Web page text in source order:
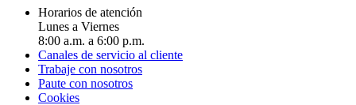
Horarios de atención
Lunes a Viernes
8:00 a.m. a 6:00 p.m.
Canales de servicio al cliente
Trabaje con nosotros
Paute con nosotros
Cookies